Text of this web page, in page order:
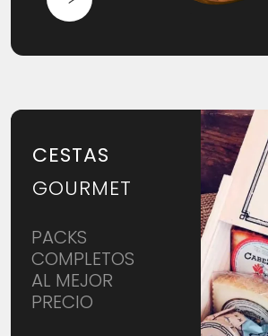
CESTAS
GOURMET
PACKS
COMPLETOS
AL MEJOR
PRECIO